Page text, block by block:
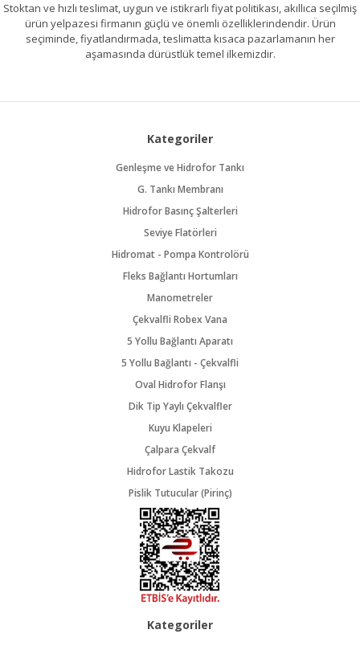
Stoktan ve hızlı teslimat, uygun ve istikrarlı fiyat politikası, akıllıca seçilmiş
ürün yelpazesi firmanın güçlü ve önemli özelliklerindendir. Ürün
seçiminde, fiyatlandırmada, teslimatta kısaca pazarlamanın her
aşamasında dürüstlük temel ilkemizdir.
Kategoriler
Genleşme ve Hidrofor Tankı
G. Tankı Membranı
Hidrofor Basınç Şalterleri
Seviye Flatörleri
Hidromat - Pompa Kontrolörü
Fleks Bağlantı Hortumları
Manometreler
Çekvalfli Robex Vana
5 Yollu Bağlantı Aparatı
5 Yollu Bağlantı - Çekvalfli
Oval Hidrofor Flanşı
Dik Tip Yaylı Çekvalfler
Kuyu Klapeleri
Çalpara Çekvalf
Hidrofor Lastik Takozu
Pislik Tutucular (Pirinç)
Kategoriler